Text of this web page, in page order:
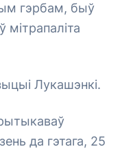
гэрбам, быў
Лукашэнкі.
да гэтага, 25